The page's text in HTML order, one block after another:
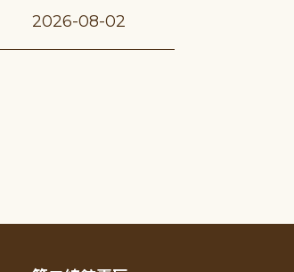
2026-08-02